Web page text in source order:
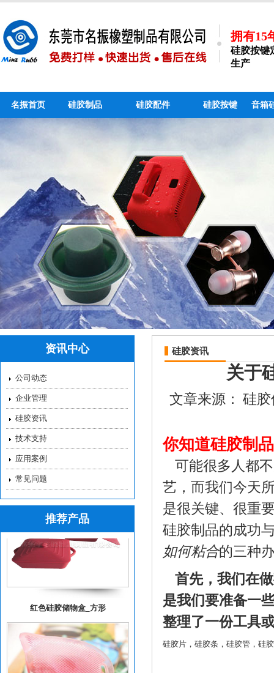
拥有15
硅胶按键
生产
名振首页 硅胶制品 硅胶配件 硅胶按键 音箱
硅胶资讯
关于
文章来源： 硅胶
你知道硅胶制品
可能很多人都不
而我们今天所说的
键、很重要的步
的成功与否，因
三种办法。
首先，我们在做
我们要准备一些
了一份工具或原料
硅胶片，硅胶条，硅胶管，硅胶
资讯中心
公司动态
企业管理
硅胶资讯
技术支持
应用案例
常见问题
推荐产品
硅胶手机支架_个性硅
硅胶吸管_液态硅胶吸
红色硅胶储物盒_方形